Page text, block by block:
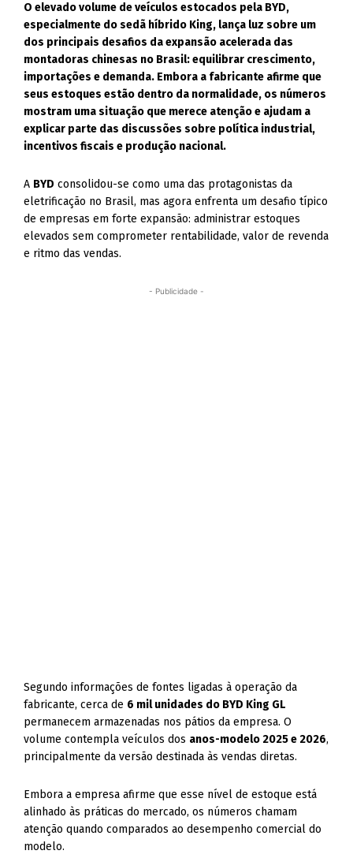
O elevado volume de veículos estocados pela BYD,
especialmente do sedã híbrido King, lança luz sobre um
dos principais desafios da expansão acelerada das
montadoras chinesas no Brasil: equilibrar crescimento,
importações e demanda. Embora a fabricante afirme que
seus estoques estão dentro da normalidade, os números
mostram uma situação que merece atenção e ajudam a
explicar parte das discussões sobre política industrial,
incentivos fiscais e produção nacional.
A BYD consolidou-se como uma das protagonistas da
eletrificação no Brasil, mas agora enfrenta um desafio típico
de empresas em forte expansão: administrar estoques
elevados sem comprometer rentabilidade, valor de revenda
e ritmo das vendas.
- Publicidade -
Segundo informações de fontes ligadas à operação da
fabricante, cerca de 6 mil unidades do BYD King GL
permanecem armazenadas nos pátios da empresa. O
volume contempla veículos dos anos-modelo 2025 e 2026,
principalmente da versão destinada às vendas diretas.
Embora a empresa afirme que esse nível de estoque está
alinhado às práticas do mercado, os números chamam
atenção quando comparados ao desempenho comercial do
modelo.